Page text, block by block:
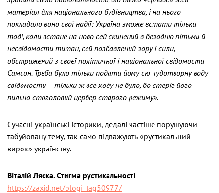
матеріал для національного будівництва, і на нього
покладало воно свої надії: Україна зможе встати тільки
тоді, коли встане на ново сей скинений в безодню пітьми й
несвідомости титан, сей позбавлений зору і сили,
обстрижений з своєї політичної і національної свідомости
Самсон. Треба було тільки подати йому сю чудотворну воду
свідомости – тільки ж все ходу не було, бо стеріг його
пильно стоголовий цербер старого режиму».
Сучасні українські історики, дедалі частіше порушуючи
табуйовану тему, так само підважують «рустикальний
вирок» українству.
Віталій Ляска. Стигма рустикальності
https://zaxid.net/blogi_tag50977/